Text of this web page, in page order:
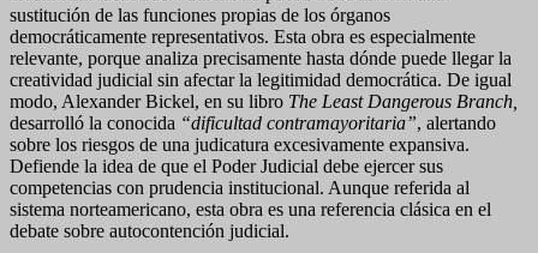
sustitución de las funciones propias de los órganos
democráticamente representativos. Esta obra es especialmente
relevante, porque analiza precisamente hasta dónde puede llegar la
creatividad judicial sin afectar la legitimidad democrática. De igual
modo, Alexander Bickel, en su libro The Least Dangerous Branch,
desarrolló la conocida “dificultad contramayoritaria”, alertando
sobre los riesgos de una judicatura excesivamente expansiva.
Defiende la idea de que el Poder Judicial debe ejercer sus
competencias con prudencia institucional. Aunque referida al
sistema norteamericano, esta obra es una referencia clásica en el
debate sobre autocontención judicial.